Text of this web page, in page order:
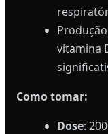
vitamina
Como tomar:
Dose: